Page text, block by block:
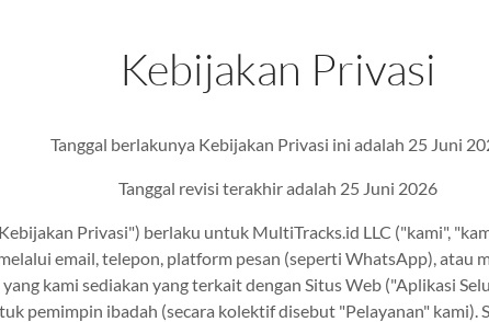
Kebijakan Privasi
Tanggal berlakunya Kebijakan Privasi ini adalah 25 Juni
Tanggal revisi terakhir adalah 25 Juni 2026
Privasi") berlaku untuk MultiTracks.id LLC ("kami",
email, telepon, platform pesan (seperti WhatsApp), atau
kami sediakan yang terkait dengan Situs Web ("Aplikasi
pemimpin ibadah (secara kolektif disebut "Pelayanan" kami).